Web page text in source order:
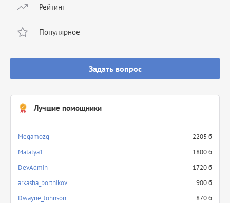
Рейтинг
Популярное
Задать вопрос
Лучшие помощники
Megamozg
2205 б
Matalya1
1800 б
DevAdmin
1720 б
arkasha_bortnikov
900 б
Dwayne_Johnson
870 б